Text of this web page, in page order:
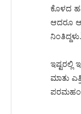
ಕೊಳದ
ಆದರೂ
ಇಷ್ಟರಲ್ಲಿ
ಮಾತು